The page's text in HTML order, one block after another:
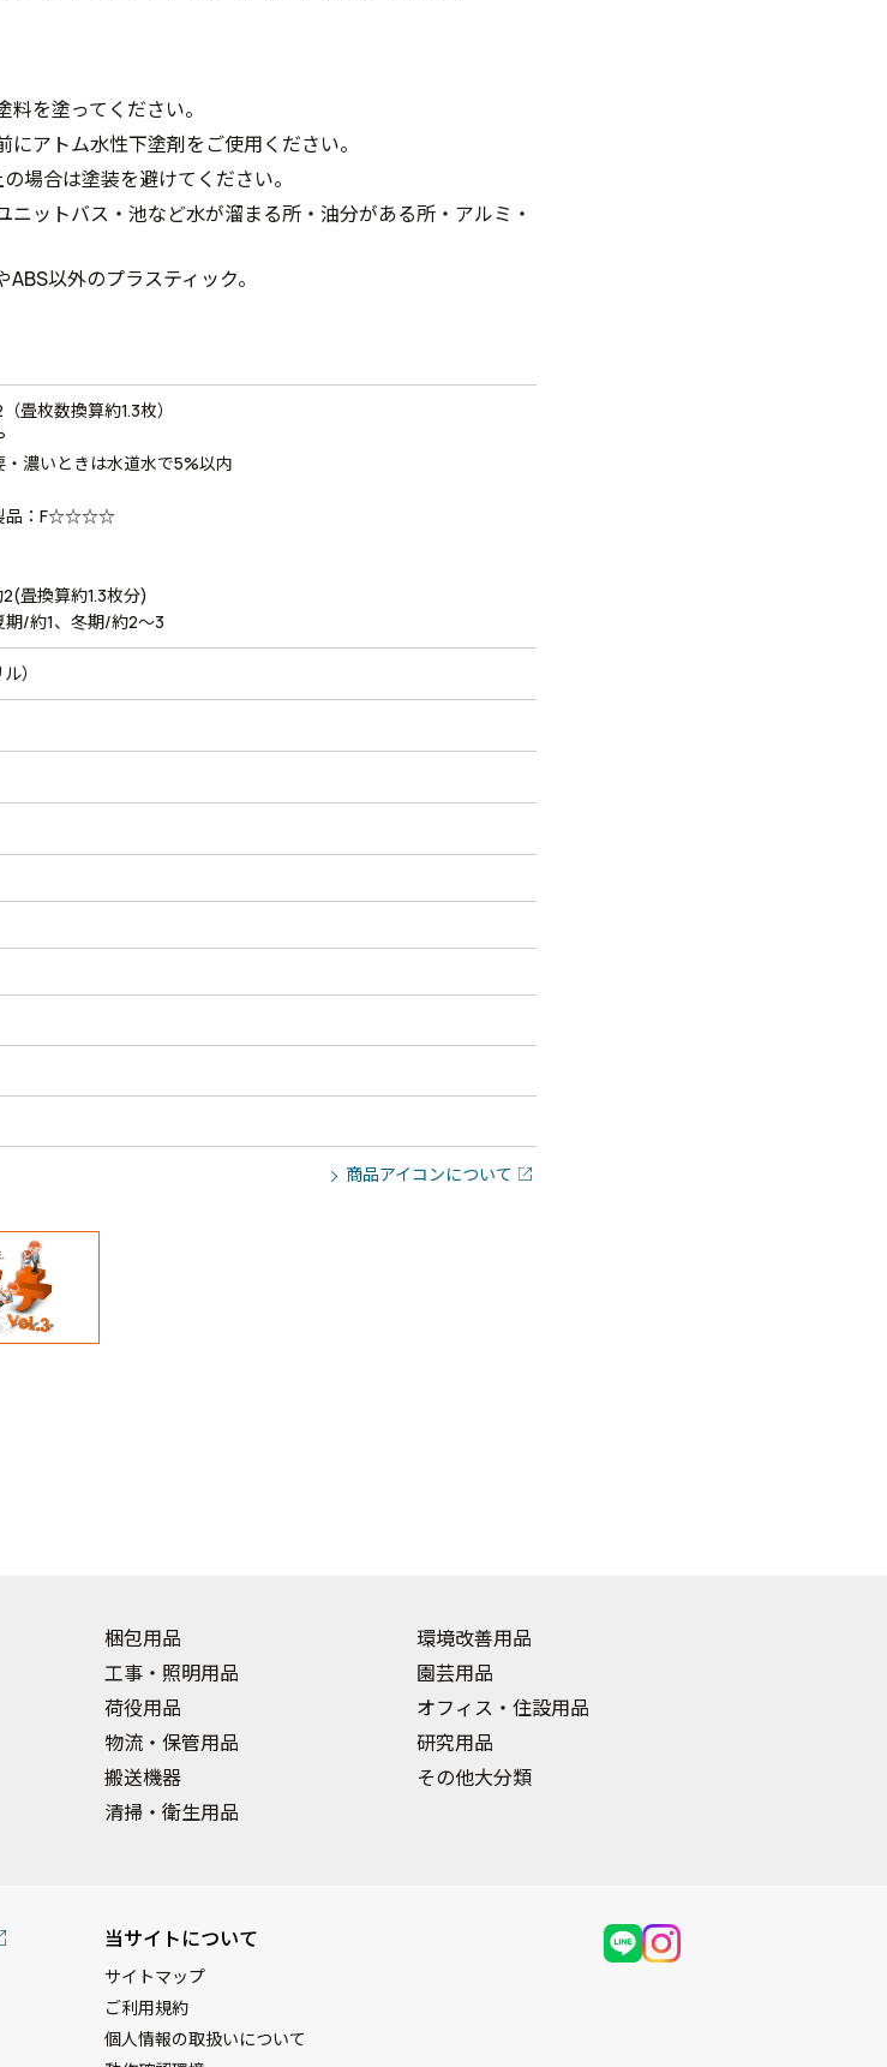
を塗ってください。
アトム水性下塗剤をご使用ください。
場合は塗装を避けてください。
ットバス・池など水が溜まる所・油分がある所・アルミ・
以外のプラスティック。
畳枚数換算約1.3枚）
濃いときは水道水で5%以内
品：F☆☆☆☆
畳換算約1.3枚分)
期/約1、冬期/約2～3
）
商品アイコンについて
梱包用品
工事・照明用品
荷役用品
物流・保管用品
搬送機器
清掃・衛生用品
環境改善用品
園芸用品
オフィス・住設用品
研究用品
その他大分類
当サイトについて
サイトマップ
ご利用規約
個人情報の取扱いについて